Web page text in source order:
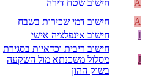
A
חישוב שטח דירה
A
חישוב דמי שכירות בשבח
I
חישוב אינפלציה אישי
J
חישוב ריבית וכדאיות בסגירת
מסלול משכנתא מול השקעה
בשוק ההון